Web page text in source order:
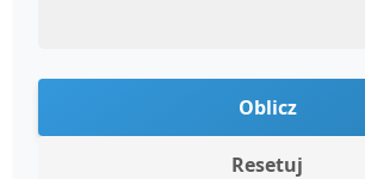
Oblicz
Resetuj